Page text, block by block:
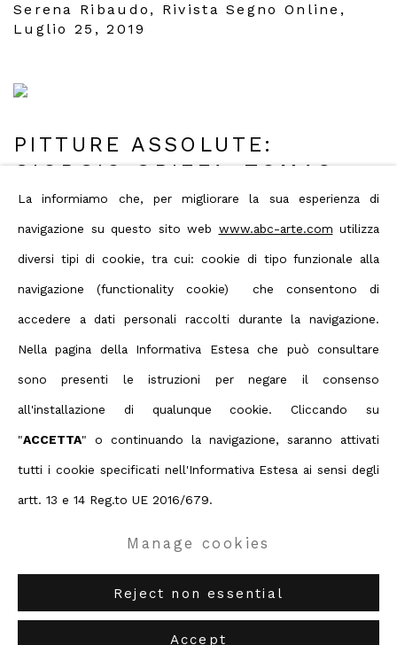
Serena Ribaudo, Rivista Segno Online,
Luglio 25, 2019
PITTURE ASSOLUTE:
GIORGIO GRIFFA, TOMAS
RAJLICH, JERRY ZENIUK IN
MOSTRA DA ABC-ARTE
Espoarte, Espoarte Contemporary Art
Magazine, Giugno 17, 2019
Privacy Policy
Manage cookies
Terms & Conditions
Contact us on Whatsapp
Diritti d'autore 2026 ABC ARTE
via XX Settembre 11/A, 16121 Genova
La informiamo che, per migliorare la sua esperienza di
navigazione su questo sito web www.abc-arte.com utilizza
diversi tipi di cookie, tra cui: cookie di tipo funzionale alla
navigazione (functionality cookie) che consentono di
accedere a dati personali raccolti durante la navigazione.
Nella pagina della Informativa Estesa che può consultare
sono presenti le istruzioni per negare il consenso
all'installazione di qualunque cookie. Cliccando su
"ACCETTA" o continuando la navigazione, saranno attivati
tutti i cookie specificati nell'Informativa Estesa ai sensi degli
artt. 13 e 14 Reg.to UE 2016/679.
Manage cookies
Reject non essential
Accept